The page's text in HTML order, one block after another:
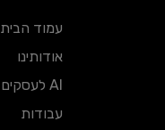
עמוד הבית
אודותינו
AI לעסקים
עבודות